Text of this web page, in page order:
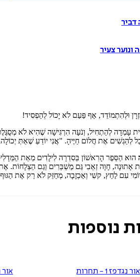
דביר
ונוער צעיר
וּלְהִתְמוֹדֵד, אַף פַּעַם לֹא יָכוֹל לְהַפְסִיד!
עָמְדָה לְהַתְחִיל, וְנֹעָה הִרְגִּישָׁה שֶׁהִיא לֹא
לְהַגְשִׁים אֶת חֲלוֹם חַיֶּיהָ. "אֲנִי יוֹדֵעַ שֶׁאַתְּ
הוּא הַסֵּפֶר הָרִאשׁוֹן בְּסִדְרָה לִילָדִים מֵאֵת
אָתוּנָה, חָוָה זְאֵבִי גַּם מַשְׁבְּרִים וְגַם הַצְלָחוֹת.
עִם לַחַץ, קשִׁי וְאַכְזָבָה, מְחַזֵּק לֹא רַק אֶת
נוספות
אור נגד פז 1 - תחרות